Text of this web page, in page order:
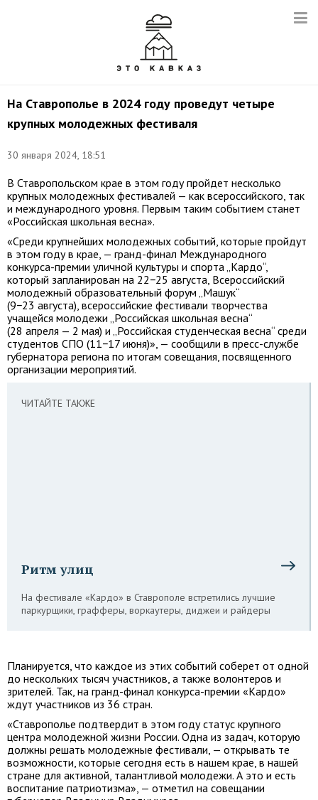
На Ставрополье в 2024 году проведут четыре
крупных молодежных фестиваля
30 января 2024, 18:51
В Ставропольском крае в этом году пройдет несколько
крупных молодежных фестивалей — как всероссийского, так
и международного уровня. Первым таким событием станет
«Российская школьная весна».
«Среди крупнейших молодежных событий, которые пройдут
в этом году в крае, — гранд-финал Международного
конкурса-премии уличной культуры и спорта „Кардо“,
который запланирован на 22−25 августа, Всероссийский
молодежный образовательный форум „Машук“
(9−23 августа), всероссийские фестивали творчества
учащейся молодежи „Российская школьная весна“
(28 апреля — 2 мая) и „Российская студенческая весна“ среди
студентов СПО (11−17 июня)», — сообщили в пресс-службе
губернатора региона по итогам совещания, посвященного
организации мероприятий.
ЧИТАЙТЕ ТАКЖЕ
Ритм улиц
На фестивале «Кардо» в Ставрополе встретились лучшие
паркурщики, графферы, воркаутеры, диджеи и райдеры
Планируется, что каждое из этих событий соберет от одной
до нескольких тысяч участников, а также волонтеров и
зрителей. Так, на гранд-финал конкурса-премии «Кардо»
ждут участников из 36 стран.
«Ставрополье подтвердит в этом году статус крупного
центра молодежной жизни России. Одна из задач, которую
должны решать молодежные фестивали, — открывать те
возможности, которые сегодня есть в нашем крае, в нашей
стране для активной, талантливой молодежи. А это и есть
воспитание патриотизма», — отметил на совещании